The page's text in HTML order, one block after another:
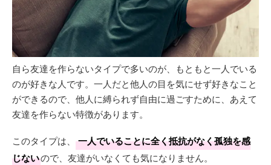
自ら友達を作らないタイプで多いのが、もともと一人でいる
のが好きな人です。一人だと他人の目を気にせず好きなこと
ができるので、他人に縛られず自由に過ごすために、あえて
友達を作らない特徴があります。
このタイプは、
一人でいることに全く抵抗がなく孤独を感
じないので、友達がいなくても気になりません。